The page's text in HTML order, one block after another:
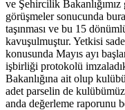
ve Şehircilik Bakanlığımız
görüşmeler sonucunda
taşınması ve bu 15
kavuşulmuştur. Yetkisi
konusunda Mayıs ayı
işbirliği protokolü
Bakanlığına ait olup
adet parselin de
anda değerleme raporunu